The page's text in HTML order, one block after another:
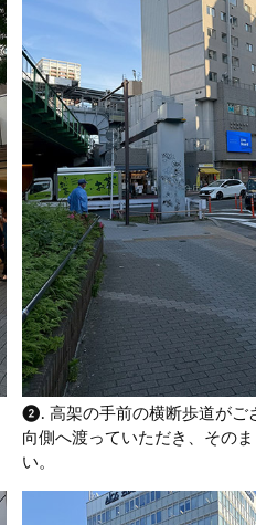
❷. 高架の手前の横断歩道がご
向側へ渡っていただき、その
い。